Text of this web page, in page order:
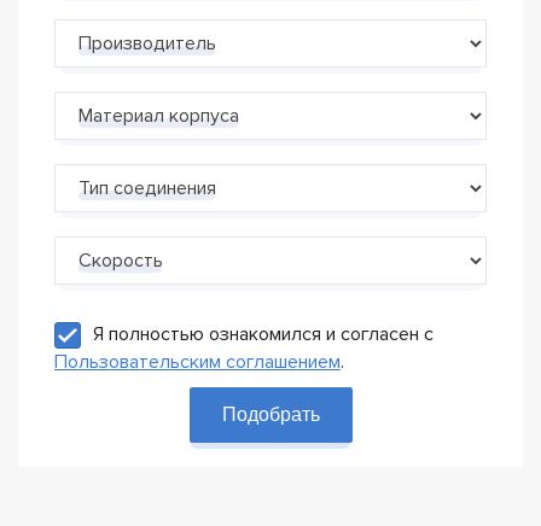
Производитель
Материал корпуса
Тип соединения
Скорость
Я полностью ознакомился и согласен с
Пользовательским соглашением.
Подобрать